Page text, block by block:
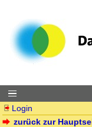
Login
zurück zur